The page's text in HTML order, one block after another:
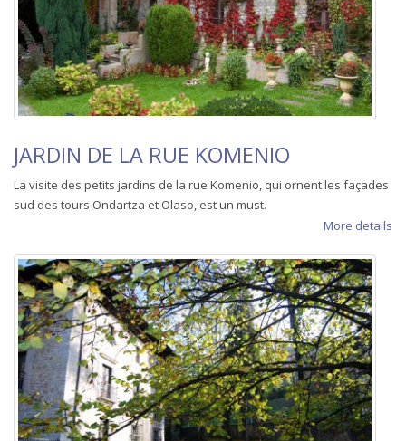
JARDIN DE LA RUE KOMENIO
La visite des petits jardins de la rue Komenio, qui ornent les façades
sud des tours Ondartza et Olaso, est un must.
More details